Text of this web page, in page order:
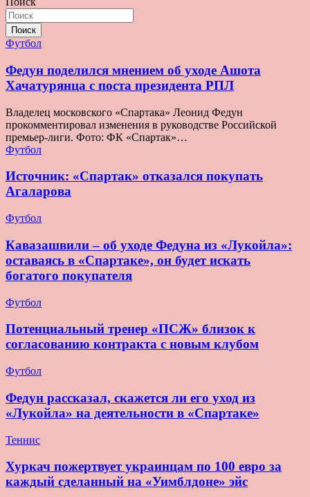
Поиск
Футбол
Федун поделился мнением об уходе Ашота
Хачатурянца с поста президента РПЛ
Владелец московского «Спартака» Леонид Федун
прокомментировал изменения в руководстве Российской
премьер-лиги. Фото: ФК «Спартак»…
Футбол
Источник: «Спартак» отказался покупать
Агаларова
Футбол
Кавазашвили – об уходе Федуна из «Лукойла»:
оставаясь в «Спартаке», он будет искать
богатого покупателя
Футбол
Потенциальный тренер «ПСЖ» близок к
согласованию контракта с новым клубом
Футбол
Федун рассказал, скажется ли его уход из
«Лукойла» на деятельности в «Спартаке»
Теннис
Хуркач пожертвует украинцам по 100 евро за
каждый сделанный на «Уимблдоне» эйс